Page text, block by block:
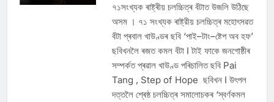
৭১সংখ্যক ৰাষ্ট্ৰীয় চলচ্চিত্ৰ বঁটাত উজলি উঠিছে
অসম । ৭১ সংখ্যক ৰাষ্ট্রীয় চলচ্চিত্ৰ মহোৎসৱত
বঁটা প্ৰবাল খাউণ্ডৰ ছবি ‘পাই–টাং–ষ্টেপ অব হফ’
ছবিখনলৈ ৰজত কমল বঁটা I টাই ফাকে জনগোষ্ঠীৰ
সম্পৰ্কত প্ৰৱাল খাউণ্ড পৰিচালিত ছবি Pai
Tang , Step of Hope ছবিখন I উৎপল
দত্তলৈ শ্ৰেষ্ঠ চলচ্চিত্ৰ সমালোচকৰ ‘স্বৰ্ণকমল